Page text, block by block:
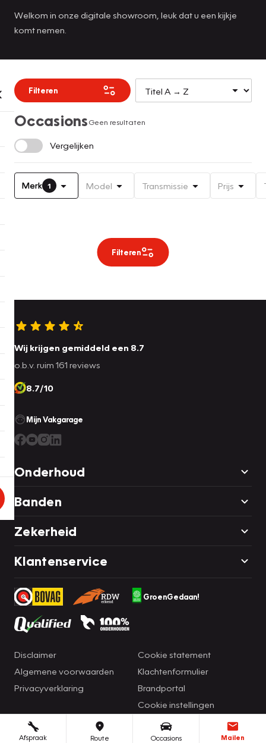
Welkom in onze digitale showroom, leuk dat u een kijkje
komt nemen.
Filteren
OccasionsGeen resultaten
Vergelijken
Merk 1 Model Transmissie Prijs
Filteren
Afspraak Route Occasions Mailen
Wij krijgen gemiddeld een 8.7
o.b.v. ruim 161 reviews
8.7/10
Mijn Vakgarage
Onderhoud
Banden
Zekerheid
Klantenservice
GroenGedaan!
Disclaimer
Algemene voorwaarden
Privacyverklaring
Cookie statement
Klachtenformulier
Brandportal
Cookie instellingen